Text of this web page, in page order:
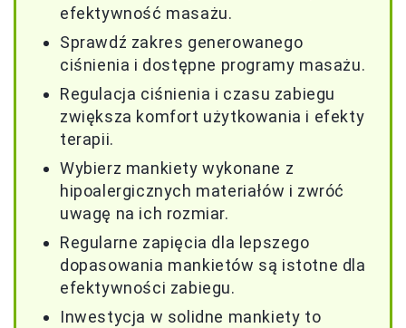
efektywność masażu.
Sprawdź zakres generowanego
ciśnienia i dostępne programy masażu.
Regulacja ciśnienia i czasu zabiegu
zwiększa komfort użytkowania i efekty
terapii.
Wybierz mankiety wykonane z
hipoalergicznych materiałów i zwróć
uwagę na ich rozmiar.
Regularne zapięcia dla lepszego
dopasowania mankietów są istotne dla
efektywności zabiegu.
Inwestycja w solidne mankiety to